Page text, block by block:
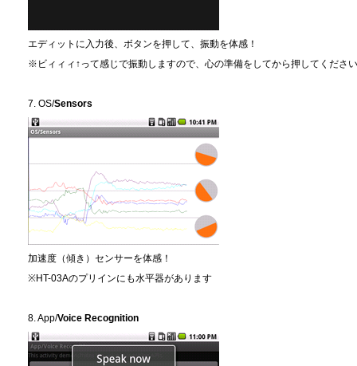
エディットに入力後、ボタンを押して、振動を体感！
※ビィィィ↑って感じで振動しますので、心の準備をしてから押してください
7. OS/Sensors
加速度（傾き）センサーを体感！
※HT-03Aのプリインにも水平器があります
8. App/Voice Recognition